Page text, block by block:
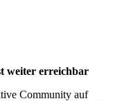
weiter erreichbar
Community auf